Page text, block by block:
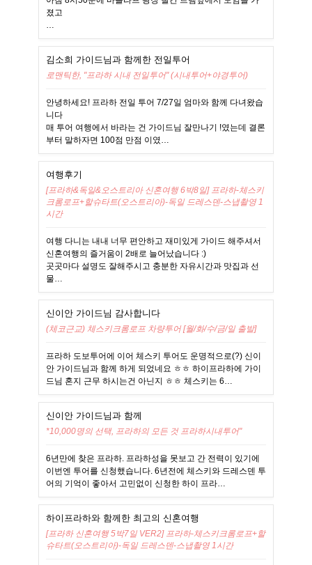
졌고
…
김소희 가이드님과 함께한 전일투어
로맨틱한, "프라하 시내 전일투어" (시내투어+야경투어)
안녕하세요! 프라하 전일 투어 7/27일 엄마와 함께 다녀왔습
니다
매 투어 여행에서 바라는 건 가이드님 잘만나기 !였는데 결론
부터 말하자면 100점 만점 이였…
여행후기
[프라하&독일&오스트리아 신혼여행 6박8일] 프라하-체스키
크롬로프+할슈타트(오스트리아)-독일 드레스덴-스냅촬영 1
시간
여행 다니는 내내 너무 편안하고 재미있게 가이드 해주셔서
신혼여행의 즐거움이 2배로 늘어났습니다 :)
곳곳마다 설명도 잘해주시고 충분한 자유시간과 맛집과 선
물…
신이안 가이드님 감사합니다
(체코근교) 체스키크롬로프 차량투어 [월/화/수/금/일 출발]
프라하 도보투어에 이어 체스키 투어도 운명적으로(?) 신이
안 가이드님과 함께 하게 되었네요 ㅎㅎ 하이프라하에 가이
드님 혼지 근무 하시는건 아닌지 ㅎㅎ 체스키는 6…
신이안 가이드님과 함께
*10,000명의 선택, 프라하의 모든 것 프라하시내투어"
6년만에 찾은 프라하. 프라하성을 못보고 간 전력이 있기에
이번엔 투어를 신청했습니다. 6년전에 체스키와 드레스덴 투
어의 기억이 좋아서 고민없이 신청한 하이 프라…
하이프라하와 함께한 최고의 신혼여행
[프라하 신혼여행 5박7일 VER2] 프라하-체스키크롬로프+할
슈타트(오스트리아)-독일 드레스덴-스냅촬영 1시간